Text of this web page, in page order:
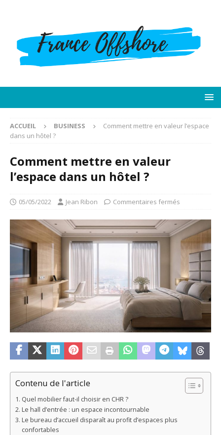
ACCUEIL BUSINESS
Comment mettre en valeur l’espace
dans un hôtel ?
Comment mettre en valeur
l’espace dans un hôtel ?
05/05/2022 Jean Ribon Commentaires fermés
Contenu de l'article
Quel mobilier faut-il choisir en CHR ?
Le hall d’entrée : un espace incontournable
Le bureau d’accueil disparaît au profit d’espaces plus
confortables